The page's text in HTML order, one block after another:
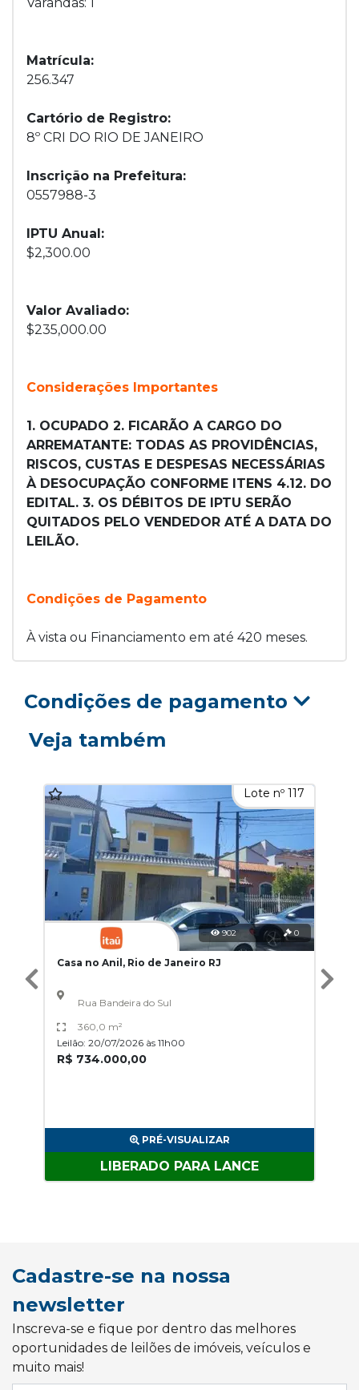
Matrícula:
256.347
Cartório de Registro:
8º CRI DO RIO DE JANEIRO
Inscrição na Prefeitura:
0557988-3
IPTU Anual:
$2,300.00
Valor Avaliado:
$235,000.00
Considerações Importantes
1. OCUPADO 2. FICARÃO A CARGO DO
ARREMATANTE: TODAS AS PROVIDÊNCIAS,
RISCOS, CUSTAS E DESPESAS NECESSÁRIAS
À DESOCUPAÇÃO CONFORME ITENS 4.12. DO
EDITAL. 3. OS DÉBITOS DE IPTU SERÃO
QUITADOS PELO VENDEDOR ATÉ A DATA DO
LEILÃO.
Condições de Pagamento
À vista ou Financiamento em até 420 meses.
Condições de pagamento
Veja também
Lote nº 117
902 0
Casa no Anil, Rio de Janeiro RJ
Rua Bandeira do Sul
360,0 m²
Leilão: 20/07/2026 às 11h00
R$ 734.000,00
PRÉ-VISUALIZAR
LIBERADO PARA LANCE
Cadastre-se na nossa
newsletter
Inscreva-se e fique por dentro das melhores
oportunidades de leilões de imóveis, veículos e
muito mais!